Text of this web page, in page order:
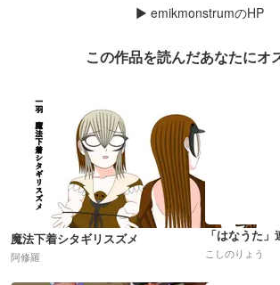
▶ emikmonstrumのHP
この作品を読んだあなたにオ
魔法下着シタギリスズメ
阿修羅
「はなうた」
こしのりょう